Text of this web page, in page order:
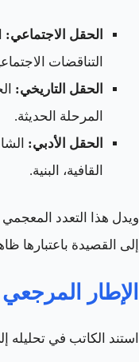
الحقل الاجتماعي:
التناقضات
الحقل التاريخي:
المرحلة الحديثة.
الحقل الأدبي:
القافية، البنية.
ويدل هذا التعدد
إلى القصيدة باعتبارها
الإطار المرجعي
استند الكاتب في تحليله